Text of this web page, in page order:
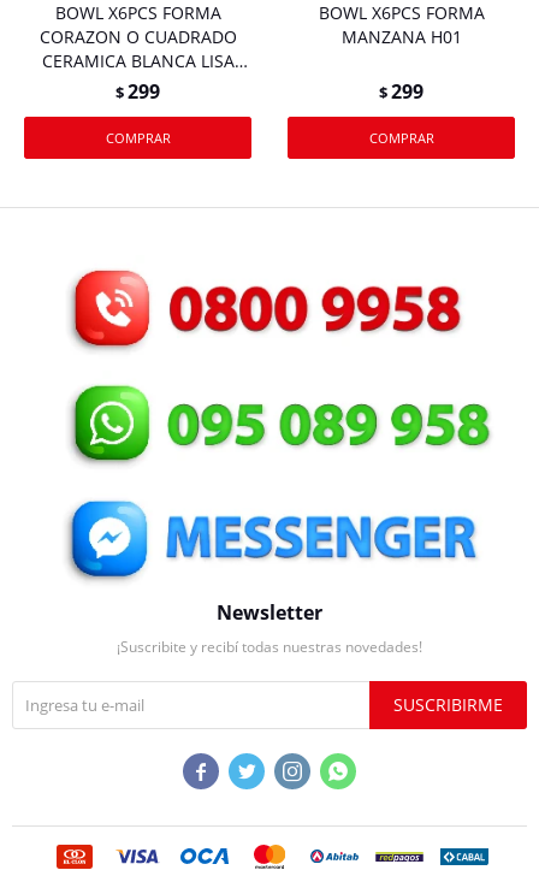
BOWL X6PCS FORMA
CORAZON O CUADRADO
CERAMICA BLANCA LISA
PEQUEÑO CAJA H03
$299
BOWL X6PCS FORMA
MANZANA H01
$299
Newsletter
¡Suscribite y recibí todas nuestras novedades!
SUSCRIBIRME
   